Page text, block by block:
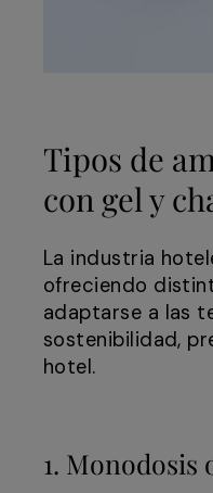
Tipos de
con gel y
La industria
ofreciendo
adaptarse a las
sostenibilidad,
hotel.
1. Monodosis